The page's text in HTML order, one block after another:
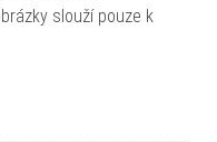
slouží pouze k